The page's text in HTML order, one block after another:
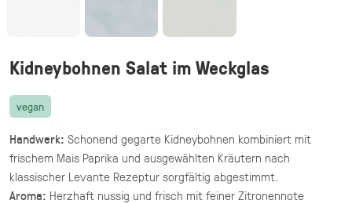
Kidneybohnen Salat im Weckglas
vegan
Handwerk: Schonend gegarte Kidneybohnen kombiniert mit
frischem Mais Paprika und ausgewählten Kräutern nach
klassischer Levante Rezeptur sorgfältig abgestimmt.
Aroma: Herzhaft nussig und frisch mit feiner Zitronennote
ab 32,40 €
Gegrillte Halloumi Veggie (24 Stück)
Gemüse · fingerfood
44,90 €
(inkl. MwSt.)